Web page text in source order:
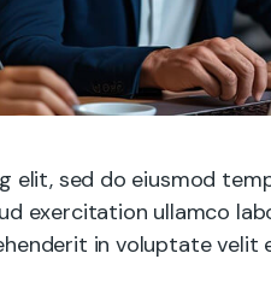
elit, sed do eiusmod
exercitation ullamco
in voluptate velit